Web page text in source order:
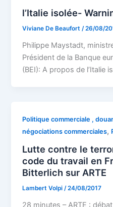
l’Italie isolée-
Viviane De Beaufort/26/08/
Philippe Maystadt,
Président de la Banque
(BEI): A propos de l’Italie
Politique commerciale ,
négociations commerciales,
Lutte contre le
code du travail en
Bitterlich sur ARTE
Lambert Volpi /24/08/2017
28 minutes – ARTE :